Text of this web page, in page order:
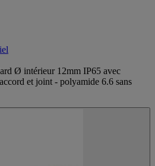
Ø intérieur 12mm IP65 avec
et joint - polyamide 6.6 sans